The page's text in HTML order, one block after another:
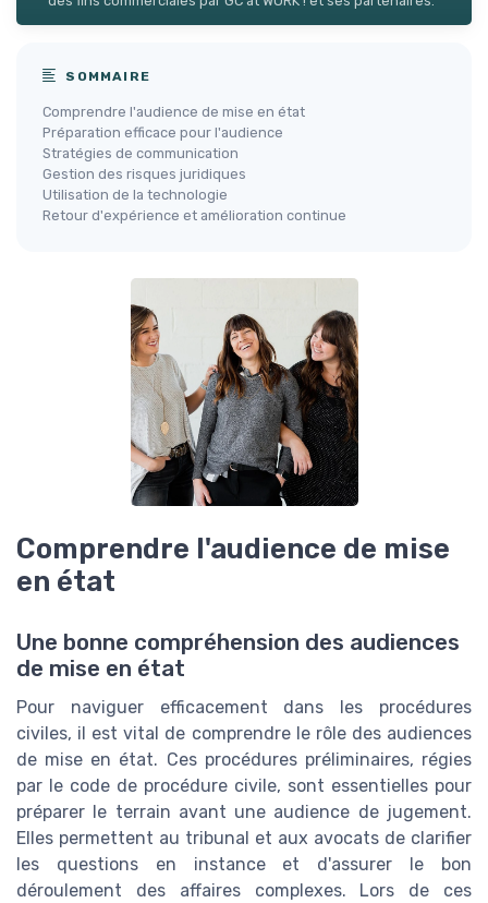
SOMMAIRE
Comprendre l'audience de mise en état
Préparation efficace pour l'audience
Stratégies de communication
Gestion des risques juridiques
Utilisation de la technologie
Retour d'expérience et amélioration continue
Comprendre l'audience de mise
en état
Une bonne compréhension des audiences
de mise en état
Pour naviguer efficacement dans les procédures
civiles, il est vital de comprendre le rôle des audiences
de mise en état. Ces procédures préliminaires, régies
par le code de procédure civile, sont essentielles pour
préparer le terrain avant une audience de jugement.
Elles permettent au tribunal et aux avocats de clarifier
les questions en instance et d'assurer le bon
déroulement des affaires complexes. Lors de ces